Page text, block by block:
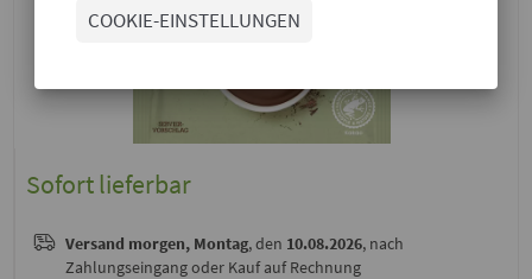
Sofort lieferbar
Versand morgen, Montag, den 10.08.2026, nach
Zahlungseingang oder Kauf auf Rechnung
COOKIE-EINSTELLUNGEN